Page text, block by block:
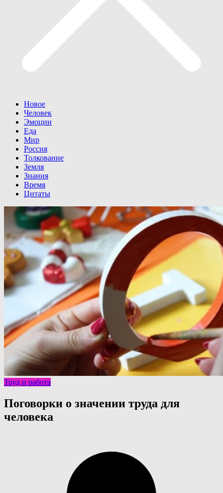
Новое
Человек
Эмоции
Еда
Мир
Россия
Толкование
Земля
Знания
Время
Цитаты
Труд и работа
Поговорки о значении труда для
человека